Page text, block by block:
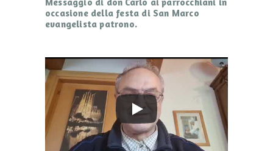
Messaggio di don Carlo ai parrocchiani in
occasione della festa di San Marco
evangelista patrono.